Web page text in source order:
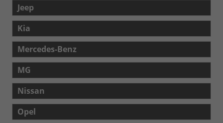
Jeep
Kia
Mercedes-Benz
MG
Nissan
Opel